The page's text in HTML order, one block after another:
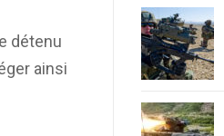
détenu
ainsi